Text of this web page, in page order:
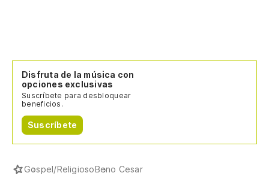
Disfruta de la música con
opciones exclusivas
Suscríbete para desbloquear
beneficios.
Suscríbete
Gospel/ReligiosoBeno Cesar